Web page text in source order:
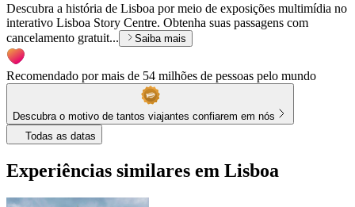
Descubra a história de Lisboa por meio de exposições multimídia no
interativo Lisboa Story Centre. Obtenha suas passagens com
cancelamento gratuit...
Saiba mais
Recomendado por mais de 54 milhões de pessoas pelo mundo
Descubra o motivo de tantos viajantes confiarem em nós
Todas as datas
Experiências similares em Lisboa